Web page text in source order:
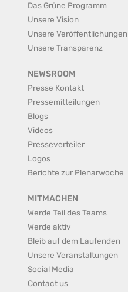
Das Grüne Programm
Unsere Vision
Unsere Veröffentlichungen
Unsere Transparenz
NEWSROOM
Presse Kontakt
Pressemitteilungen
Blogs
Videos
Presseverteiler
Logos
Berichte zur Plenarwoche
MITMACHEN
Werde Teil des Teams
Werde aktiv
Bleib auf dem Laufenden
Unsere Veranstaltungen
Social Media
Contact us